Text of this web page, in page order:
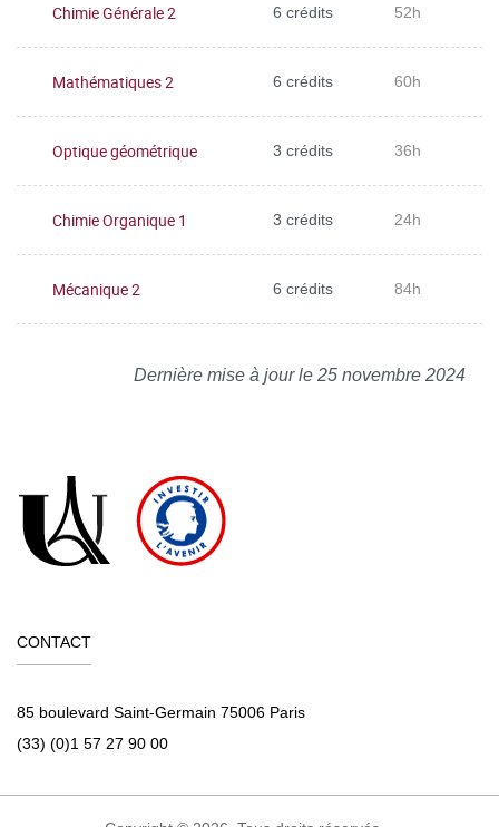
Chimie Générale 2 6 crédits 52h
Mathématiques 2 6 crédits 60h
Optique géométrique 3 crédits 36h
Chimie Organique 1 3 crédits 24h
Mécanique 2 6 crédits 84h
Dernière mise à jour le 25 novembre 2024
CONTACT
85 boulevard Saint-Germain 75006 Paris
(33) (0)1 57 27 90 00